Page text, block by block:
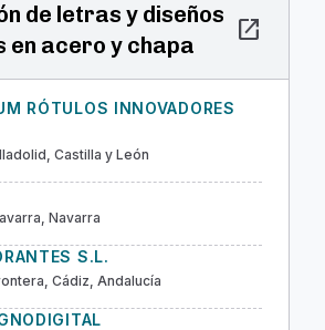
de letras y diseños
en acero y chapa
open_in_new
RÓTULOS INNOVADORES
Castilla y León
Navarra
S.L.
Cádiz, Andalucía